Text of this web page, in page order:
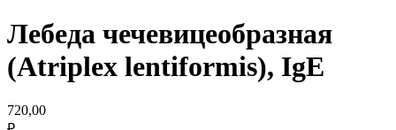
Лебеда чечевицеобразная
(Atriplex lentiformis), IgE
720,00